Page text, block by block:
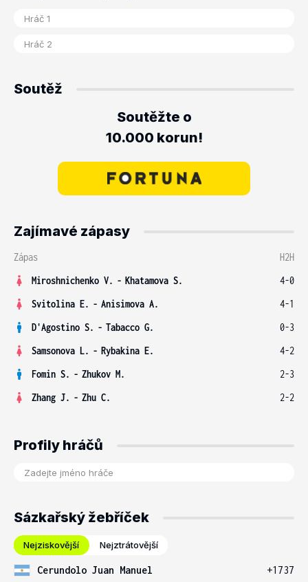
Soutěž
Soutěžte o
10.000 korun!
Zajímavé zápasy
Zápas
H2H
Miroshnichenko V. - Khatamova S.
4-0
Svitolina E. - Anisimova A.
4-1
D'Agostino S. - Tabacco G.
0-3
Samsonova L. - Rybakina E.
4-2
Fomin S. - Zhukov M.
2-3
Zhang J. - Zhu C. 2-2
Profily hráčů
Sázkařský žebříček
Nejziskovější Nejztrátovější
Cerundolo Juan Manuel
+1737